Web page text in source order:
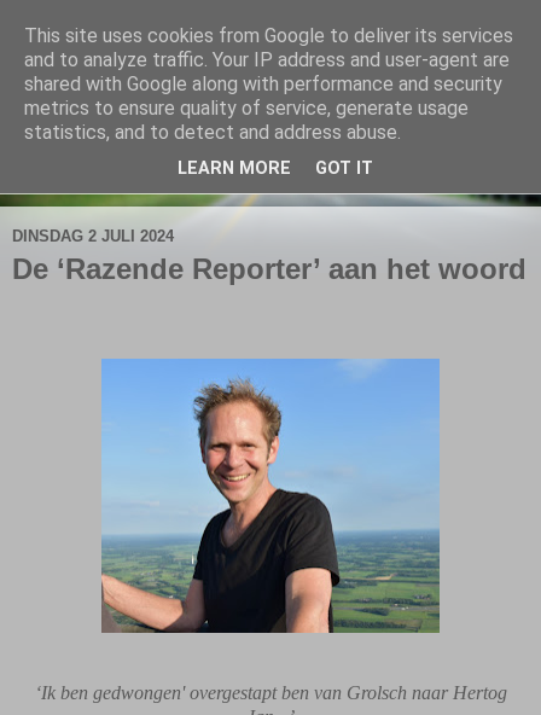
De Elshofbode
Nieuws uit Wijthmen, Herfte en Zalné.
DINSDAG 2 JULI 2024
De ‘Razende Reporter’ aan het woord
‘Ik ben gedwongen' overgestapt ben van Grolsch naar Hertog
This site uses cookies from Google to deliver its services
and to analyze traffic. Your IP address and user-agent are
shared with Google along with performance and security
metrics to ensure quality of service, generate usage
statistics, and to detect and address abuse.
LEARN MORE GOT IT